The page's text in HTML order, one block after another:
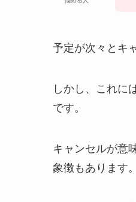
予定が次々とキ
しかし、これに
です。
キャンセルが意
象徴もあります。